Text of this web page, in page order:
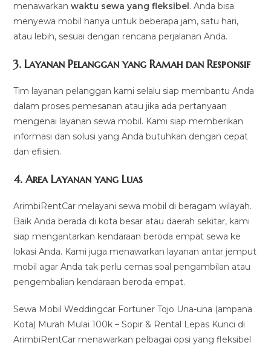
menawarkanwaktu sewa yang fleksibel. Anda bisa
menyewa mobil hanya untuk beberapa jam, satu hari,
atau lebih, sesuai dengan rencana perjalanan Anda.
3.Layanan Pelanggan yang Ramah dan Responsif
Tim layanan pelanggan kami selalu siap membantu Anda
dalam proses pemesanan atau jika ada pertanyaan
mengenai layanan sewa mobil. Kami siap memberikan
informasi dan solusi yang Anda butuhkan dengan cepat
dan efisien.
4.Area Layanan yang Luas
ArimbiRentCar melayani sewa mobil di beragam wilayah.
Baik Anda berada di kota besar atau daerah sekitar, kami
siap mengantarkan kendaraan beroda empat sewa ke
lokasi Anda. Kami juga menawarkan layanan antar jemput
mobil agar Anda tak perlu cemas soal pengambilan atau
pengembalian kendaraan beroda empat.
Sewa Mobil Weddingcar Fortuner Tojo Una-una (ampana
Kota) Murah Mulai 100k – Sopir & Rental Lepas Kunci di
ArimbiRentCar menawarkan pelbagai opsi yang fleksibel